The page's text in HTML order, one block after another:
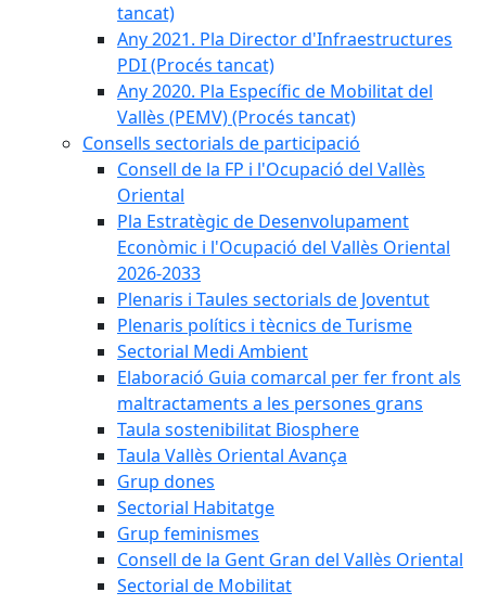
tancat)
Any 2021. Pla Director d'Infraestructures
PDI (Procés tancat)
Any 2020. Pla Específic de Mobilitat del
Vallès (PEMV) (Procés tancat)
Consells sectorials de participació
Consell de la FP i l'Ocupació del Vallès
Oriental
Pla Estratègic de Desenvolupament
Econòmic i l'Ocupació del Vallès Oriental
2026-2033
Plenaris i Taules sectorials de Joventut
Plenaris polítics i tècnics de Turisme
Sectorial Medi Ambient
Elaboració Guia comarcal per fer front als
maltractaments a les persones grans
Taula sostenibilitat Biosphere
Taula Vallès Oriental Avança
Grup dones
Sectorial Habitatge
Grup feminismes
Consell de la Gent Gran del Vallès Oriental
Sectorial de Mobilitat